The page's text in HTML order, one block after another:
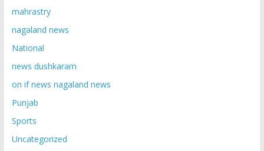
mahrastry
nagaland news
National
news dushkaram
on if news nagaland news
Punjab
Sports
Uncategorized